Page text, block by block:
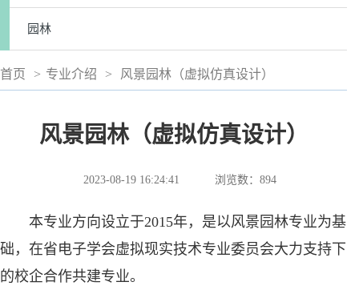
园林
首页 > 专业介绍 > 风景园林（虚拟仿真设计）
风景园林（虚拟仿真设计）
2023-08-19 16:24:41 浏览数： 894
本专业方向设立于2015年，是以风景园林专业为基
础，在省电子学会虚拟现实技术专业委员会大力支持下
的校企合作共建专业。